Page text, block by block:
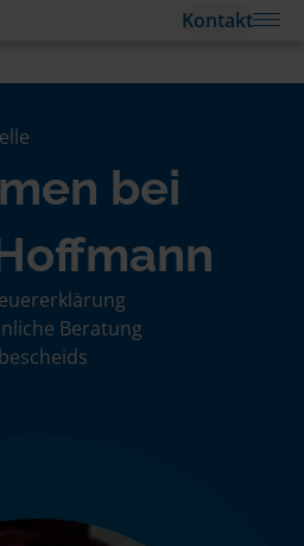
Kontakt
bei
Beratung